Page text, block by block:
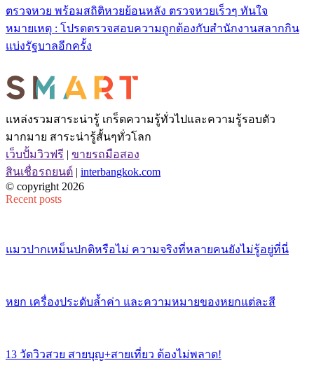
ตรวจหวย พร้อมสถิติหวยย้อนหลัง ตรวจหวยเร็วๆ ทันใจ
หมายเหตุ : โปรดตรวจสอบความถูกต้องกับสำนักงานสลากกิน
แบ่งรัฐบาลอีกครั้ง
แหล่งรวมสาระน่ารู้ เกร็ดความรู้ทั่วไปและความรู้รอบตัว
มากมาย สาระน่ารู้สั้นๆทั่วโลก
เว็บปั้มวิวฟรี | ขายรถมือสอง
สินเชื่อรถยนต์ | interbangkok.com
© copyright 2026
Recent posts
แมวปากเหม็นปกติหรือไม่ ความจริงที่หลายคนยังไม่รู้อยู่ที่นี่
หยก เครื่องประดับล้ำค่า และความหมายของหยกแต่ละสี
13 วัดวิวสวย สายบุญ+สายเที่ยว ต้องไม่พลาด!